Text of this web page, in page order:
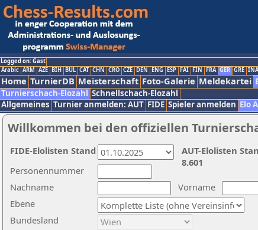
Logged on: Gast
Arabic ARM AZE BIH BUL CAT CHN CRO CZE DEN ENG ESP FAI FIN FRA GER GRE INA
Home TurnierDB Meisterschaft Foto-Galerie Meldekartei
Turnierschach-Elozahl Schnellschach-Elozahl
Allgemeines Turnier anmelden: AUT FIDE Spieler anmelden Elo
Willkommen bei den offiziellen
Nachname
Vorname
Ebene
Personennummer
Bundesland
AUT-Elolisten
8.601
FIDE-Elolisten Stand